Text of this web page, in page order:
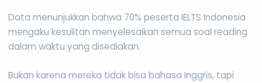
Data menunjukkan bahwa 70% peserta IELTS Indonesia
mengaku kesulitan menyelesaikan semua soal reading
dalam waktu yang disediakan.
Bukan karena mereka tidak bisa bahasa Inggris, tapi